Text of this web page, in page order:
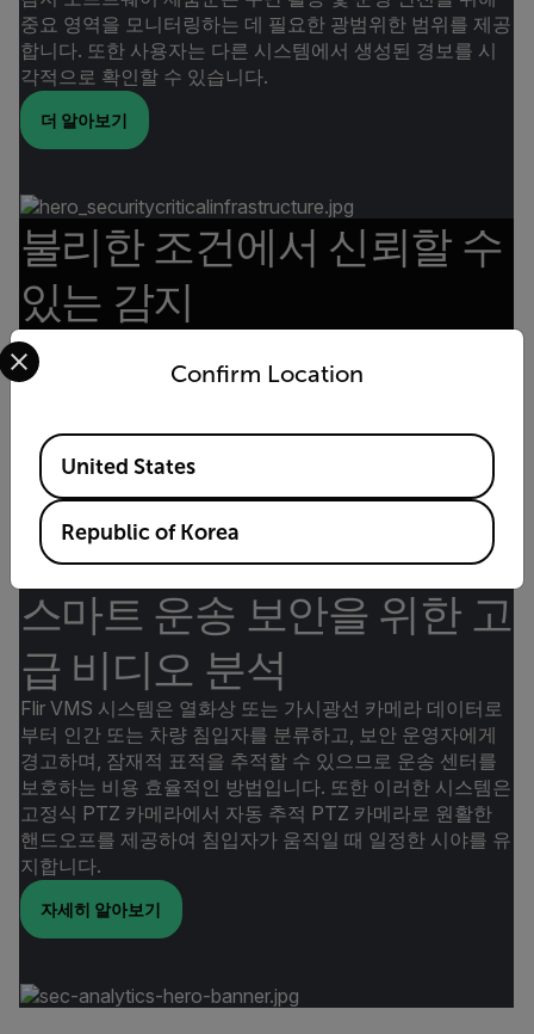
중요 영역을 모니터링하는 데 필요한 광범위한 범위를 제공
합니다. 또한 사용자는 다른 시스템에서 생성된 경보를 시
각적으로 확인할 수 있습니다.
더 알아보기
불리한 조건에서 신뢰할 수
있는 감지
열화상 카메라는 저조도 조건, 햇빛 눈부심 및 빛 안개에서
선명한 이미징을 제공합니다. 열 센서는 열 서명의 미묘한
지 기능을 제공합니다.
더 알아보기
스마트 운송 보안을 위한 고
급 비디오 분석
Flir VMS 시스템은 열화상 또는 가시광선 카메라 데이터로
부터 인간 또는 차량 침입자를 분류하고, 보안 운영자에게
경고하며, 잠재적 표적을 추적할 수 있으므로 운송 센터를
보호하는 비용 효율적인 방법입니다. 또한 이러한 시스템은
고정식 PTZ 카메라에서 자동 추적 PTZ 카메라로 원활한
핸드오프를 제공하여 침입자가 움직일 때 일정한 시야를 유
지합니다.
자세히 알아보기
Confirm Location
Select your preferred country and language from the
Available Locations
United States
Republic of Korea